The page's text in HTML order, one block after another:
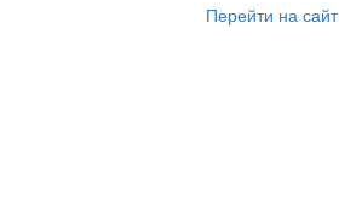
Перейти на сайт